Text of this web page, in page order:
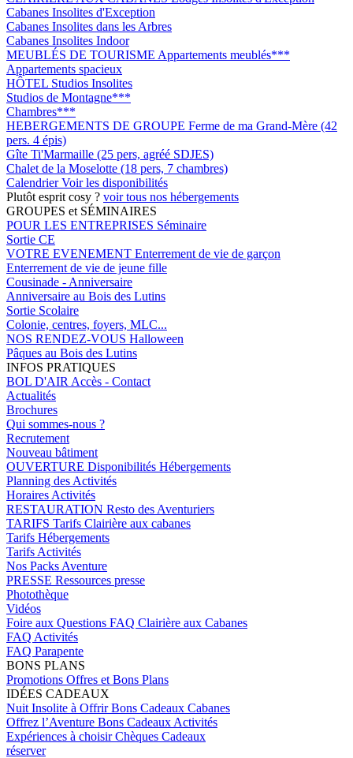
Cabanes Insolites d'Exception
Cabanes Insolites dans les Arbres
Cabanes Insolites Indoor
MEUBLÉS DE TOURISME Appartements meublés***
Appartements spacieux
HÔTEL Studios Insolites
Studios de Montagne***
Chambres***
HEBERGEMENTS DE GROUPE Ferme de ma Grand-Mère (42
pers. 4 épis)
Gîte Ti'Marmaille (25 pers, agréé SDJES)
Chalet de la Moselotte (18 pers, 7 chambres)
CalendrierVoir les disponibilités
Plutôt esprit cosy ? voir tous nos hébergements
GROUPES et SÉMINAIRES
POUR LES ENTREPRISES Séminaire
Sortie CE
VOTRE EVENEMENT Enterrement de vie de garçon
Enterrement de vie de jeune fille
Cousinade - Anniversaire
Anniversaire au Bois des Lutins
Sortie Scolaire
Colonie, centres, foyers, MLC...
NOS RENDEZ-VOUS Halloween
Pâques au Bois des Lutins
INFOS PRATIQUES
BOL D'AIR Accès - Contact
Actualités
Brochures
Qui sommes-nous ?
Recrutement
Nouveau bâtiment
OUVERTURE Disponibilités Hébergements
Planning des Activités
Horaires Activités
RESTAURATION Resto des Aventuriers
TARIFS Tarifs Clairière aux cabanes
Tarifs Hébergements
Tarifs Activités
Nos Packs Aventure
PRESSE Ressources presse
Photothèque
Vidéos
Foire aux Questions FAQ Clairière aux Cabanes
FAQ Activités
FAQ Parapente
BONS PLANS
Promotions Offres et Bons Plans
IDÉES CADEAUX
Nuit Insolite à OffrirBons Cadeaux Cabanes
Offrez l’Aventure Bons Cadeaux Activités
Expériences à choisirChèques Cadeaux
réserver